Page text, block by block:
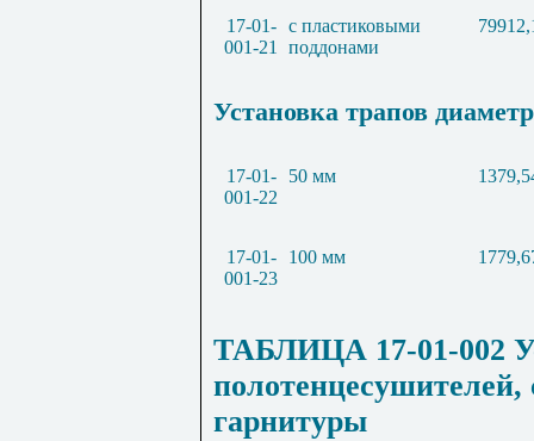
17-01-
001-21
с пластиковыми
поддонами
Установка трапов
17-01-
001-22
50 мм
17-01-
001-23
100 мм
ТАБЛИЦА 17-01-002
полотенцесушителей,
гарнитуры